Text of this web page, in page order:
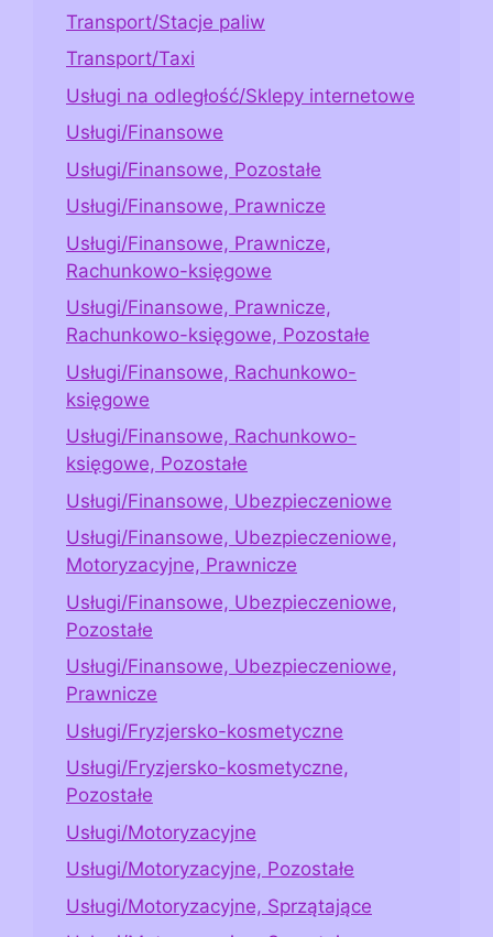
Transport/Stacje paliw
Transport/Taxi
Usługi na odległość/Sklepy internetowe
Usługi/Finansowe
Usługi/Finansowe, Pozostałe
Usługi/Finansowe, Prawnicze
Usługi/Finansowe, Prawnicze,
Rachunkowo-księgowe
Usługi/Finansowe, Prawnicze,
Rachunkowo-księgowe, Pozostałe
Usługi/Finansowe, Rachunkowo-
księgowe
Usługi/Finansowe, Rachunkowo-
księgowe, Pozostałe
Usługi/Finansowe, Ubezpieczeniowe
Usługi/Finansowe, Ubezpieczeniowe,
Motoryzacyjne, Prawnicze
Usługi/Finansowe, Ubezpieczeniowe,
Pozostałe
Usługi/Finansowe, Ubezpieczeniowe,
Prawnicze
Usługi/Fryzjersko-kosmetyczne
Usługi/Fryzjersko-kosmetyczne,
Pozostałe
Usługi/Motoryzacyjne
Usługi/Motoryzacyjne, Pozostałe
Usługi/Motoryzacyjne, Sprzątające